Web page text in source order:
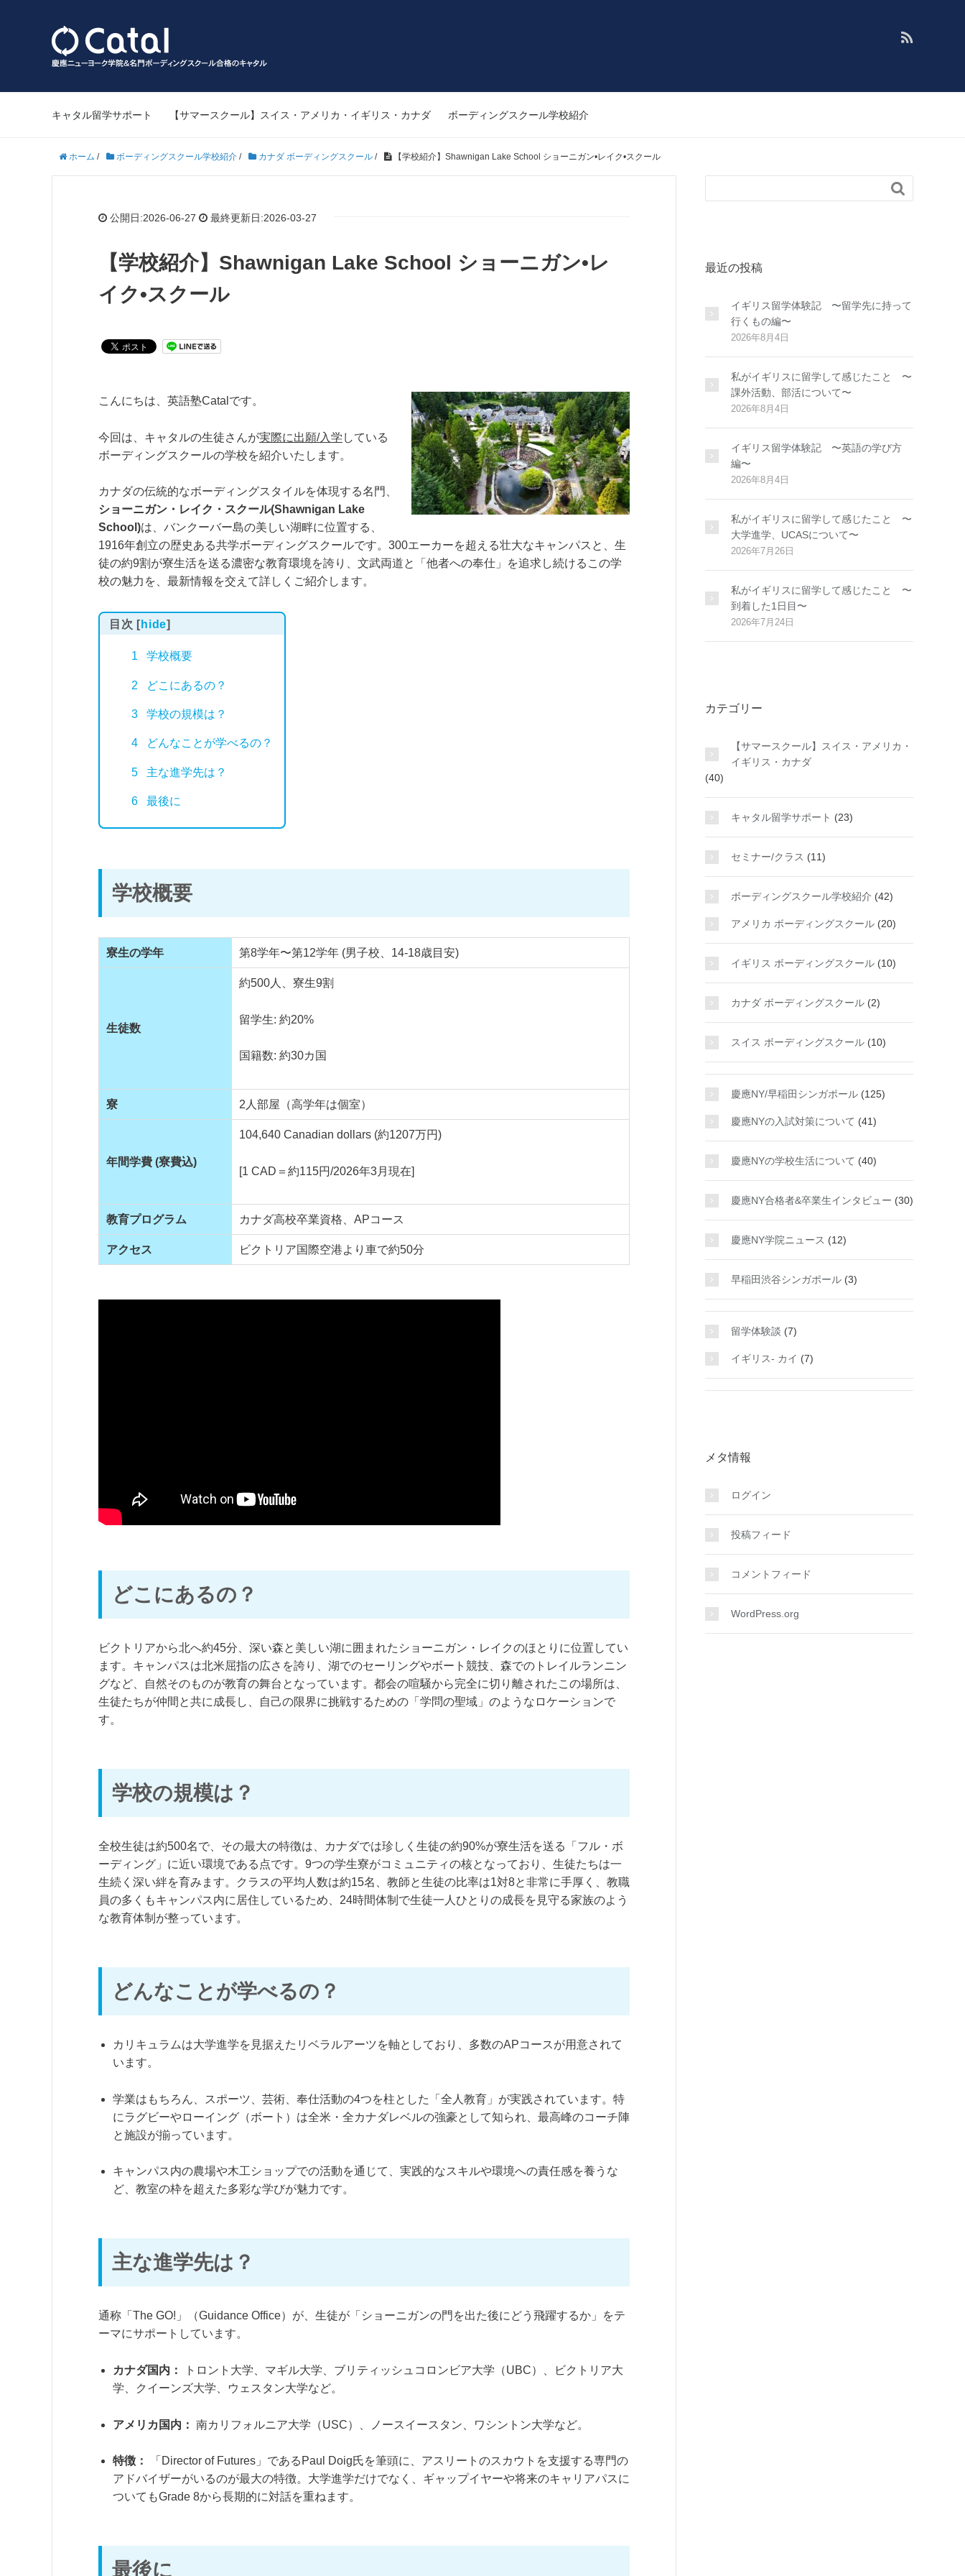
キャタル留学サポート 【サマースクール】スイス・アメリカ・イギリス・カナダ ボーディングスクール学校紹介
ホーム / ボーディングスクール学校紹介 / カナダ ボーディングスクール / 【学校紹介】Shawnigan Lake School ショーニガン•レイク•スクール
公開日:2026-06-27 最終更新日:2026-03-27
【学校紹介】Shawnigan Lake School ショーニガン•レ
イク•スクール
こんにちは、英語塾Catalです。
今回は、キャタルの生徒さんが実際に出願/入学 している
ボーディングスクールの学校を紹介いたします。
カナダの伝統的なボーディングスタイルを体現する名門、
ショーニガン・レイク・スクール(Shawnigan Lake
School)は、バンクーバー島の美しい湖畔に位置する、
1916年創立の歴史ある共学ボーディングスクールです。300エーカーを超える壮大なキャンパスと、生
徒の約9割が寮生活を送る濃密な教育環境を誇り、文武両道と「他者への奉仕」を追求し続けるこの学
校の魅力を、最新情報を交えて詳しくご紹介します。
目次 [hide]
1 学校概要
2 どこにあるの？
3 学校の規模は？
4 どんなことが学べるの？
5 主な進学先は？
6 最後に
学校概要
寮生の学年 第8学年〜第12学年 (男子校、14-18歳目安)
生徒数
約500人、寮生9割
留学生: 約20%
国籍数: 約30カ国
寮 2人部屋（高学年は個室）
年間学費 (寮費込)
104,640 Canadian dollars (約1207万円)
[1 CAD＝約115円/2026年3月現在]
教育プログラム カナダ高校卒業資格、APコース
アクセス ビクトリア国際空港より車で約50分
どこにあるの？
ビクトリアから北へ約45分、深い森と美しい湖に囲まれたショーニガン・レイクのほとりに位置してい
ます。キャンパスは北米屈指の広さを誇り、湖でのセーリングやボート競技、森でのトレイルランニン
グなど、自然そのものが教育の舞台となっています。都会の喧騒から完全に切り離されたこの場所は、
生徒たちが仲間と共に成長し、自己の限界に挑戦するための「学問の聖域」のようなロケーションで
す。
学校の規模は？
全校生徒は約500名で、その最大の特徴は、カナダでは珍しく生徒の約90%が寮生活を送る「フル・ボ
ーディング」に近い環境である点です。9つの学生寮がコミュニティの核となっており、生徒たちは一
生続く深い絆を育みます。クラスの平均人数は約15名、教師と生徒の比率は1対8と非常に手厚く、教職
員の多くもキャンパス内に居住しているため、24時間体制で生徒一人ひとりの成長を見守る家族のよう
な教育体制が整っています。
どんなことが学べるの？
カリキュラムは大学進学を見据えたリベラルアーツを軸としており、多数のAPコースが用意されて
います。
学業はもちろん、スポーツ、芸術、奉仕活動の4つを柱とした「全人教育」が実践されています。特
にラグビーやローイング（ボート）は全米・全カナダレベルの強豪として知られ、最高峰のコーチ陣
と施設が揃っています。
キャンパス内の農場や木工ショップでの活動を通じて、実践的なスキルや環境への責任感を養うな
ど、教室の枠を超えた多彩な学びが魅力です。
主な進学先は？
通称「The GO!」（Guidance Office）が、生徒が「ショーニガンの門を出た後にどう飛躍するか」をテ
ーマにサポートしています。
カナダ国内：
トロント大学、マギル大学、ブリティッシュコロンビア大学（UBC）、ビクトリア大
学、クイーンズ大学、ウェスタン大学など。
アメリカ国内： 南カリフォルニア大学（USC）、ノースイースタン、ワシントン大学など。
特徴：
「Director of Futures」であるPaul Doig氏を筆頭に、アスリートのスカウトを支援する専門の
アドバイザーがいるのが最大の特徴。大学進学だけでなく、ギャップイヤーや将来のキャリアパスに
ついてもGrade 8から長期的に対話を重ねます。
最後に

最近の投稿
イギリス留学体験記 〜留学先に持って
行くもの編〜
2026年8月4日
私がイギリスに留学して感じたこと 〜
課外活動、部活について〜
2026年8月4日
イギリス留学体験記 〜英語の学び方
編〜
2026年8月4日
私がイギリスに留学して感じたこと 〜
大学進学、UCASについて〜
2026年7月26日
私がイギリスに留学して感じたこと 〜
到着した1日目〜
2026年7月24日
カテゴリー
【サマースクール】スイス・アメリカ・
イギリス・カナダ
(40)
キャタル留学サポート (23)
セミナー/クラス (11)
ボーディングスクール学校紹介 (42)
アメリカ ボーディングスクール (20)
イギリス ボーディングスクール (10)
カナダ ボーディングスクール (2)
スイス ボーディングスクール (10)
慶應NY/早稲田シンガポール (125)
慶應NYの入試対策について (41)
慶應NYの学校生活について (40)
慶應NY合格者&卒業生インタビュー (30)
慶應NY学院ニュース (12)
早稲田渋谷シンガポール (3)
留学体験談 (7)
イギリス- カイ (7)
メタ情報
ログイン
投稿フィード
コメントフィード
WordPress.org